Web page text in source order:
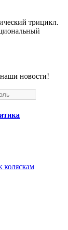
трицикл.
новости!
коляскам